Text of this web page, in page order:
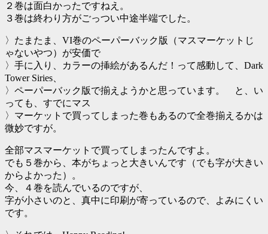
２巻は面白かったですねえ。
３巻は終わり方がごっつい中途半端でした。
〉たまたま、VI巻のペーパーバック版（マスマーケットじ
ゃないやつ）が安価で
〉手に入り、カラーの挿絵があるんだ！って感動して、Dark
Tower Siries、
〉ペーパーバック版で揃えようかと思っています。 と、い
っても、すでにマス
〉マーケットで買ってしまった巻もあるので全巻揃えるかは
微妙ですが。
全部マスマーケットで買ってしまったんですよ。
でも５巻から、本がちょっと大きいんです（でも字が大きい
からよかった）。
今、４巻を読んでいるのですが、
字が小さいのと、真中に印刷が寄っているので、よみにくい
です。